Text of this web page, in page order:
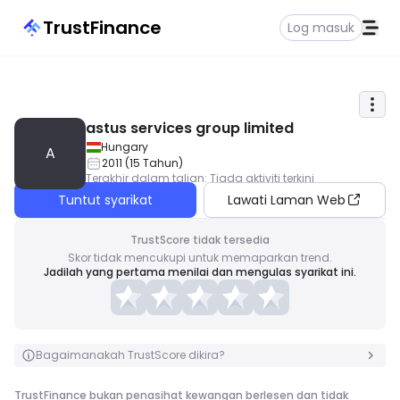
TrustFinance Log masuk
A
astus services group limited
Hungary
2011 (15 Tahun)
Terakhir dalam talian: Tiada aktiviti terkini
Tuntut syarikat Lawati Laman Web
TrustScore tidak tersedia
Skor tidak mencukupi untuk memaparkan trend.
Jadilah yang pertama menilai dan mengulas syarikat ini.
Bagaimanakah TrustScore dikira?
TrustFinance bukan penasihat kewangan berlesen dan tidak